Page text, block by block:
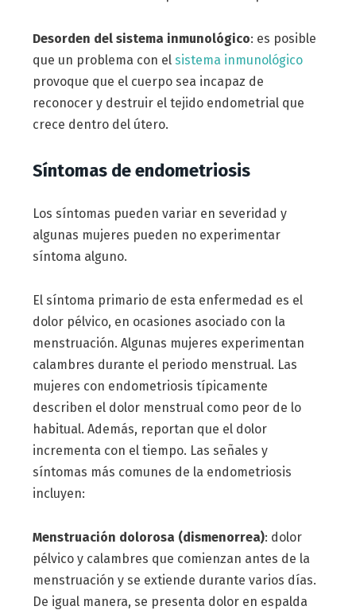
Desorden del sistema inmunológico: es posible
que un problema con el sistema inmunológico
provoque que el cuerpo sea incapaz de
reconocer y destruir el tejido endometrial que
crece dentro del útero.
Síntomas de endometriosis
Los síntomas pueden variar en severidad y
algunas mujeres pueden no experimentar
síntoma alguno.
El síntoma primario de esta enfermedad es el
dolor pélvico, en ocasiones asociado con la
menstruación. Algunas mujeres experimentan
calambres durante el periodo menstrual. Las
mujeres con endometriosis típicamente
describen el dolor menstrual como peor de lo
habitual. Además, reportan que el dolor
incrementa con el tiempo. Las señales y
síntomas más comunes de la endometriosis
incluyen:
Menstruación dolorosa (dismenorrea): dolor
pélvico y calambres que comienzan antes de la
menstruación y se extiende durante varios días.
De igual manera, se presenta dolor en espalda